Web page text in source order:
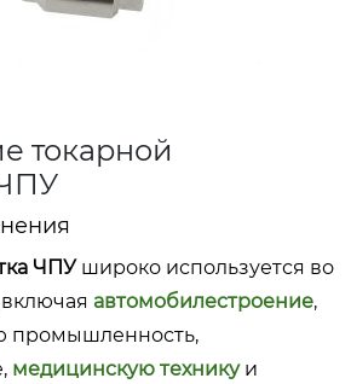
токарной
ЧПУшироко используется во
автомобилестроение,
промышленность,
медицинскую технику и